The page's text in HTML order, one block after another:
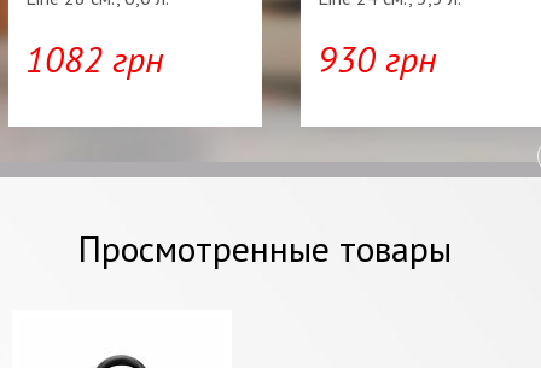
1082 грн 930 грн
Просмотренные товары